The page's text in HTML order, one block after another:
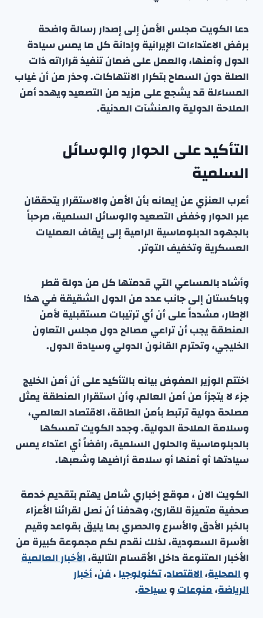
دعا الكويت مجلس الأمن إلى إصدار رسالة واضحة
برفض الاعتداءات الإيرانية وإدانة كل ما يمس سيادة
الدول وأمنها، والعمل على ضمان تنفيذ قراراته ذات
الصلة دون السماح بتكرار الانتهاكات. وحذر من أن غياب
المساءلة قد يشجع على مزيد من التصعيد ويهدد أمن
الملاحة الدولية والمنشآت المدنية.
التأكيد على الحوار والوسائل
السلمية
أعرب العنزي عن إيمانه بأن الأمن والاستقرار يتحققان
عبر الحوار وخفض التصعيد والوسائل السلمية، مرحباً
بالجهود الدبلوماسية الرامية إلى إيقاف العمليات
العسكرية وتخفيف التوتر.
وأشاد بالمساعي التي قدمتها كل من دولة قطر
وباكستان إلى جانب عدد من الدول الشقيقة في هذا
الإطار، مشدداً على أن أي ترتيبات مستقبلية لأمن
المنطقة يجب أن تراعي مصالح دول مجلس التعاون
الخليجي، وتحترم القانون الدولي وسيادة الدول.
اختتم الوزير المفوض بيانه بالتأكيد على أن أمن الخليج
جزء لا يتجزأ من أمن العالم، وأن استقرار المنطقة يمثل
مصلحة دولية ترتبط بأمن الطاقة، الاقتصاد العالمي،
وسلامة الملاحة الدولية. وجدد الكويت تمسكها
بالدبلوماسية والحلول السلمية، رافضاً أي اعتداء يمس
سيادتها أو أمنها أو سلامة أراضيها وشعبها.
الكويت الان ، موقع إخباري شامل يهتم بتقديم خدمة
صحفية متميزة للقارئ، وهدفنا أن نصل لقرائنا الأعزاء
بالخبر الأدق والأسرع والحصري بما يليق بقواعد وقيم
الأسرة السعودية، لذلك نقدم لكم مجموعة كبيرة من
الأخبار المتنوعة داخل الأقسام التالية،الأخبار العالمية
والمحلية،الاقتصاد،تكنولوجيا،فن،أخبار
الرياضة،منوعاتوسياحة.